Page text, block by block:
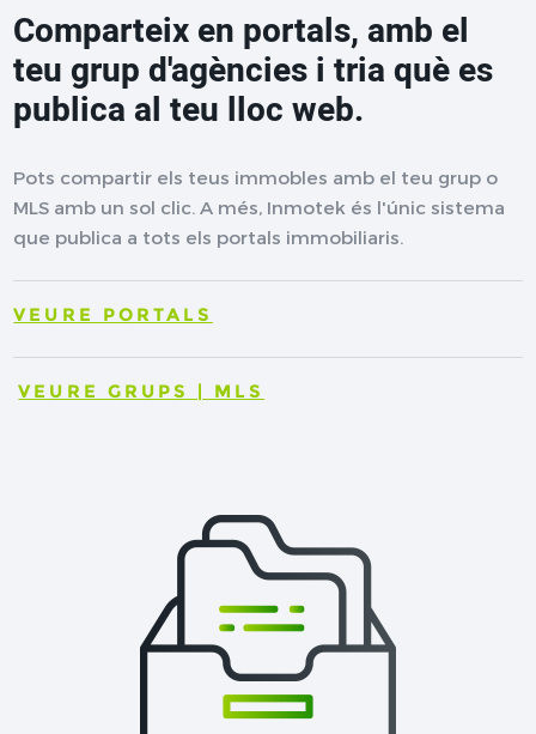
Comparteix en portals, amb el
teu grup d'agències i tria què es
publica al teu lloc web.
Pots compartir els teus immobles amb el teu grup o
MLS amb un sol clic. A més, Inmotek és l'únic sistema
que publica a tots els portals immobiliaris.
VEURE PORTALS
VEURE GRUPS | MLS